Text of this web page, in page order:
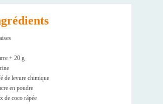
+ 20 g
de levure chimique
en poudre
de coco râpée